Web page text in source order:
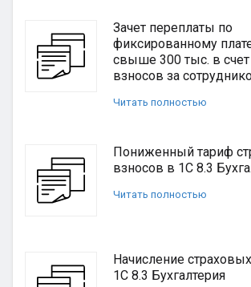
Зачет переплаты по
фиксированному
свыше 300 тыс. в
взносов за
Читать полностью
Пониженный тариф
взносов в 1С 8.3
Читать полностью
Начисление
1С 8.3 Бухгалтерия